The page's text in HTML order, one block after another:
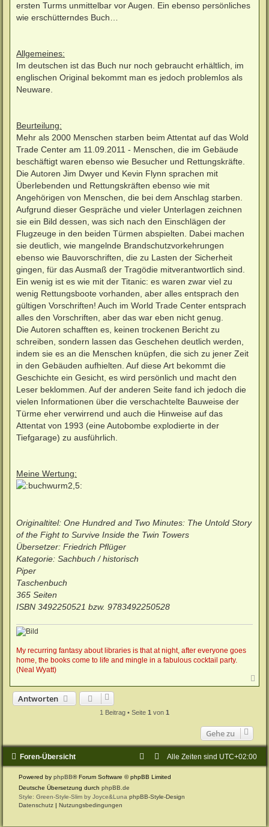
ersten Turms unmittelbar vor Augen. Ein ebenso persönliches
wie erschütterndes Buch…
Allgemeines:
Im deutschen ist das Buch nur noch gebraucht erhältlich, im
englischen Original bekommt man es jedoch problemlos als
Neuware.
Beurteilung:
Mehr als 2000 Menschen starben beim Attentat auf das Wold
Trade Center am 11.09.2011 - Menschen, die im Gebäude
beschäftigt waren ebenso wie Besucher und Rettungskräfte.
Die Autoren Jim Dwyer und Kevin Flynn sprachen mit
Überlebenden und Rettungskräften ebenso wie mit
Angehörigen von Menschen, die bei dem Anschlag starben.
Aufgrund dieser Gespräche und vieler Unterlagen zeichnen
sie ein Bild dessen, was sich nach den Einschlägen der
Flugzeuge in den beiden Türmen abspielten. Dabei machen
sie deutlich, wie mangelnde Brandschutzvorkehrungen
ebenso wie Bauvorschriften, die zu Lasten der Sicherheit
gingen, für das Ausmaß der Tragödie mitverantwortlich sind.
Ein wenig ist es wie mit der Titanic: es waren zwar viel zu
wenig Rettungsboote vorhanden, aber alles entsprach den
gültigen Vorschriften! Auch im World Trade Center entsprach
alles den Vorschriften, aber das war eben nicht genug.
Die Autoren schafften es, keinen trockenen Bericht zu
schreiben, sondern lassen das Geschehen deutlich werden,
indem sie es an die Menschen knüpfen, die sich zu jener Zeit
in den Gebäuden aufhielten. Auf diese Art bekommt die
Geschichte ein Gesicht, es wird persönlich und macht den
Leser beklommen. Auf der anderen Seite fand ich jedoch die
vielen Informationen über die verschachtelte Bauweise der
Türme eher verwirrend und auch die Hinweise auf das
Attentat von 1993 (eine Autobombe explodierte in der
Tiefgarage) zu ausführlich.
Meine Wertung:
Originaltitel: One Hundred and Two Minutes: The Untold Story
of the Fight to Survive Inside the Twin Towers
Übersetzer: Friedrich Pflüger
Kategorie: Sachbuch / historisch
Piper
Taschenbuch
365 Seiten
ISBN 3492250521 bzw. 9783492250528
My recurring fantasy about libraries is that at night, after everyone goes
home, the books come to life and mingle in a fabulous cocktail party.
(Neal Wyatt)
a
Antworten
1 Beitrag • Seite 1 von 1
Gehe zu
Foren-Übersicht Alle Zeiten sind UTC+02:00
Powered by phpBB® Forum Software © phpBB Limited
Deutsche Übersetzung durch phpBB.de
Style: Green-Style-Slim by Joyce&Luna phpBB-Style-Design
Datenschutz | Nutzungsbedingungen